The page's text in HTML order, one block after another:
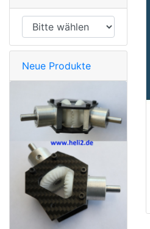
Neue Produkte